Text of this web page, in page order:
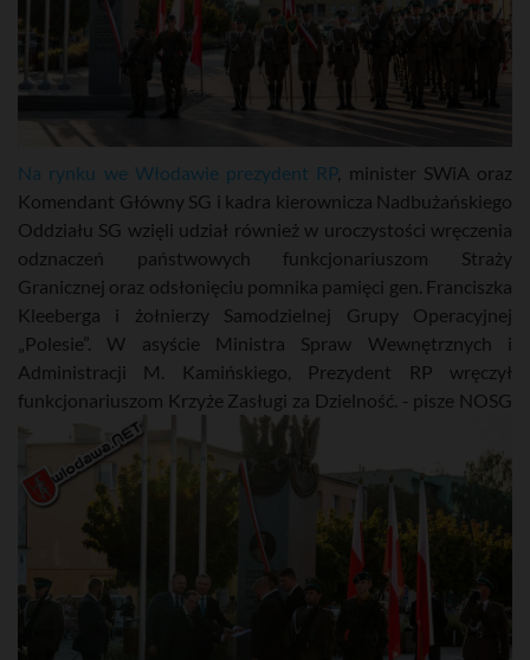
Na rynku we Włodawie prezydent RP, minister SWiA oraz
Komendant Główny SG i kadra kierownicza Nadbużańskiego
Oddziału SG wzięli udział również w uroczystości wręczenia
odznaczeń państwowych funkcjonariuszom Straży
Granicznej oraz odsłonięciu pomnika pamięci gen. Franciszka
Kleeberga i żołnierzy Samodzielnej Grupy Operacyjnej
„Polesie”. W asyście Ministra Spraw Wewnętrznych i
Administracji M. Kamińskiego, Prezydent RP wręczył
funkcjonariuszom Krzyże Zasługi za Dzielność. - pisze NOSG